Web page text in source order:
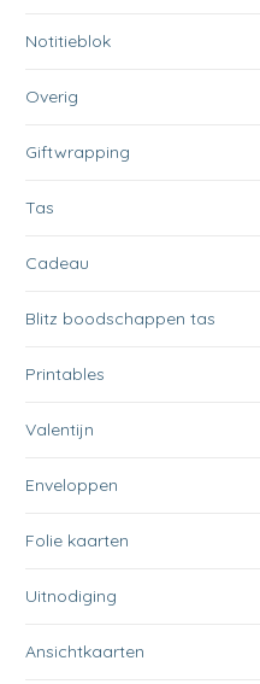
Notitieblok
Overig
Giftwrapping
Tas
Cadeau
Blitz boodschappen tas
Printables
Valentijn
Enveloppen
Folie kaarten
Uitnodiging
Ansichtkaarten